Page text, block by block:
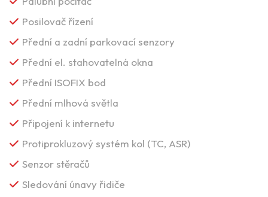
Posilovač řízení
Přední a zadní parkovací senzory
Přední el. stahovatelná okna
Přední ISOFIX bod
Přední mlhová světla
Připojení k internetu
Protiprokluzový systém kol (TC, ASR)
Senzor stěračů
Sledování únavy řidiče